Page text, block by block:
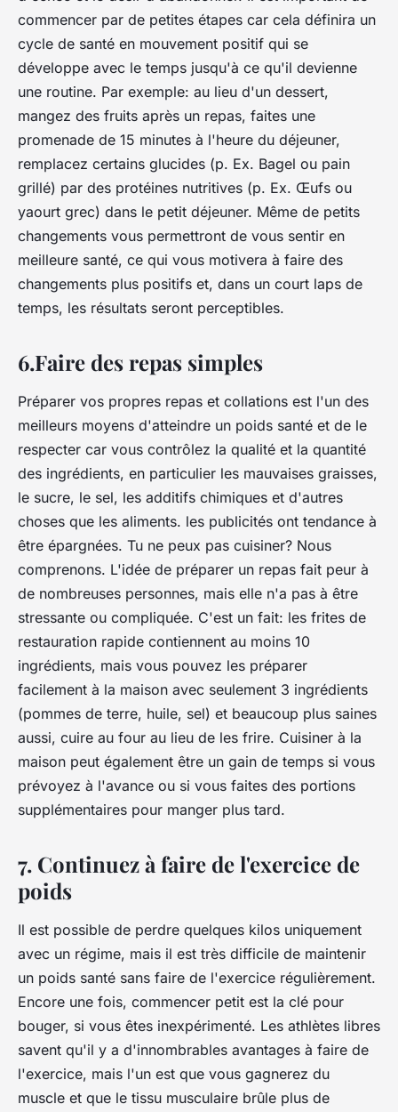
commencer par de petites étapes car cela définira un
cycle de santé en mouvement positif qui se
développe avec le temps jusqu'à ce qu'il devienne
une routine. Par exemple: au lieu d'un dessert,
mangez des fruits après un repas, faites une
promenade de 15 minutes à l'heure du déjeuner,
remplacez certains glucides (p. Ex. Bagel ou pain
grillé) par des protéines nutritives (p. Ex. Œufs ou
yaourt grec) dans le petit déjeuner. Même de petits
changements vous permettront de vous sentir en
meilleure santé, ce qui vous motivera à faire des
changements plus positifs et, dans un court laps de
temps, les résultats seront perceptibles.
6.Faire des repas simples
Préparer vos propres repas et collations est l'un des
meilleurs moyens d'atteindre un poids santé et de le
respecter car vous contrôlez la qualité et la quantité
des ingrédients, en particulier les mauvaises graisses,
le sucre, le sel, les additifs chimiques et d'autres
choses que les aliments. les publicités ont tendance à
être épargnées. Tu ne peux pas cuisiner? Nous
comprenons. L'idée de préparer un repas fait peur à
de nombreuses personnes, mais elle n'a pas à être
stressante ou compliquée. C'est un fait: les frites de
restauration rapide contiennent au moins 10
ingrédients, mais vous pouvez les préparer
facilement à la maison avec seulement 3 ingrédients
(pommes de terre, huile, sel) et beaucoup plus saines
aussi, cuire au four au lieu de les frire. Cuisiner à la
maison peut également être un gain de temps si vous
prévoyez à l'avance ou si vous faites des portions
supplémentaires pour manger plus tard.
7. Continuez à faire de l'exercice de
poids
Il est possible de perdre quelques kilos uniquement
avec un régime, mais il est très difficile de maintenir
un poids santé sans faire de l'exercice régulièrement.
Encore une fois, commencer petit est la clé pour
bouger, si vous êtes inexpérimenté. Les athlètes libres
savent qu'il y a d'innombrables avantages à faire de
l'exercice, mais l'un est que vous gagnerez du
muscle et que le tissu musculaire brûle plus de